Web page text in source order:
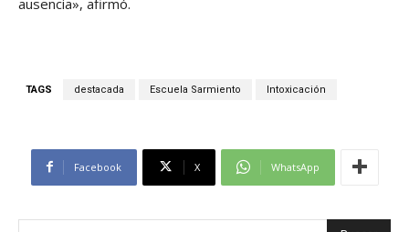
TAGS destacada Escuela Sarmiento Intoxicación
Facebook X WhatsApp